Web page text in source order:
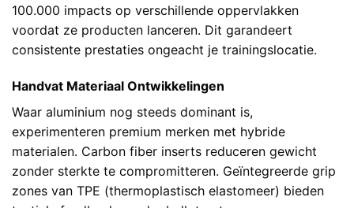
100.000 impacts op verschillende oppervlakken
voordat ze producten lanceren. Dit garandeert
consistente prestaties ongeacht je trainingslocatie.
Handvat Materiaal Ontwikkelingen
Waar aluminium nog steeds dominant is,
experimenteren premium merken met hybride
materialen. Carbon fiber inserts reduceren gewicht
zonder sterkte te compromitteren. Geïntegreerde grip
zones van TPE (thermoplastisch elastomeer) bieden